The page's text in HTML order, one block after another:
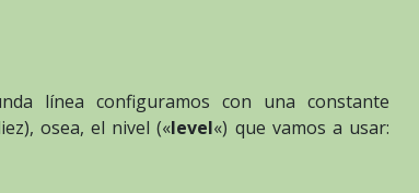
línea configuramos con una constante
osea, el nivel («level«) que vamos a usar: